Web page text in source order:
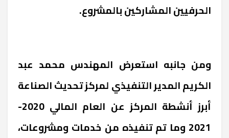
الحرفيين المشاركين بالمشروع.
ومن جانبه استعرض المهندس محمد عبد
الكريم المدير التنفيذي لمركز تحديث الصناعة
أبرز أنشطة المركز عن العام المالي 2020-
2021 وما تم تنفيذه من خدمات ومشروعات،